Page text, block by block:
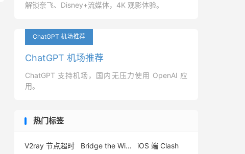
解锁奈飞、Disney+流媒体，4K 观影体验。
ChatGPT 机场推荐
ChatGPT 机场推荐
ChatGPT 支持机场，国内无压力使用 OpenAI 应
用。
热门标签
V2ray 节点超时 Bridge the Wise 机场
iOS 端 Clash